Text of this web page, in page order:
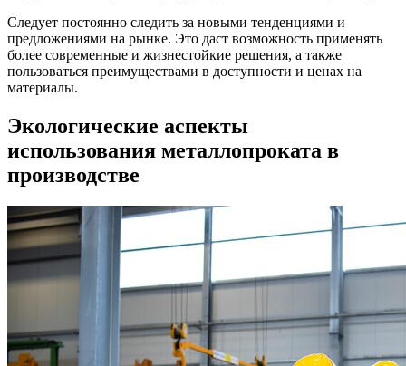
Следует постоянно следить за новыми тенденциями и
предложениями на рынке. Это даст возможность применять
более современные и жизнестойкие решения, а также
пользоваться преимуществами в доступности и ценах на
материалы.
Экологические аспекты
использования металлопроката в
производстве